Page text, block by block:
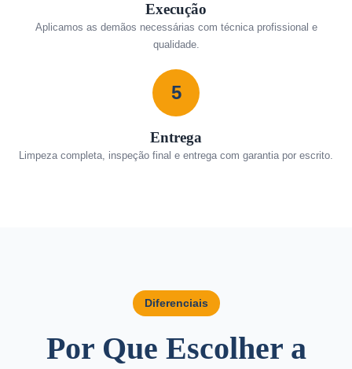
Execução
Aplicamos as demãos necessárias com técnica profissional e
qualidade.
5
Entrega
Limpeza completa, inspeção final e entrega com garantia por escrito.
Diferenciais
Por Que Escolher a